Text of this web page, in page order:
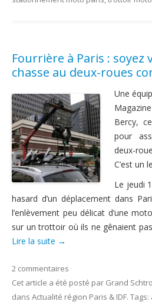
Fourrière à Paris : soyez
chasse au deux-roues
Une
Bercy,
pour
deux-
C’est un
Le jeudi
hasard d’un déplacement dans
l’enlèvement peu délicat d’une
sur un trottoir où ils ne gênaient
Lire la suite →
2 commentaires
Cet article a été posté par Grand
dans Actualité région Paris & IDF. Tags: